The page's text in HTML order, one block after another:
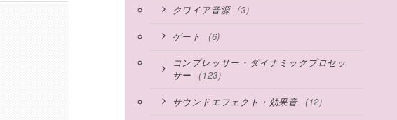
クワイア音源 (3)
ゲート (6)
コンプレッサー・ダイナミックプロセッ
サー
(123)
サウンドエフェクト・効果音 (12)